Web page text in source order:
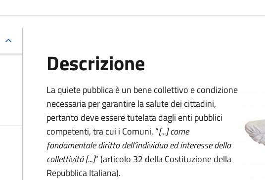
Descrizione
La quiete pubblica è un bene collettivo e condizione
necessaria per garantire la salute dei cittadini,
pertanto deve essere tutelata dagli enti pubblici
competenti, tra cui i Comuni, “[...] come
fondamentale diritto dell’individuo ed interesse della
collettività [...]“ (articolo 32 della Costituzione della
Repubblica Italiana).